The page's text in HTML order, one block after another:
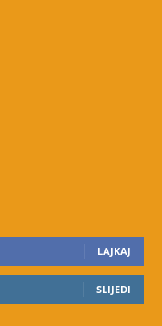
LAJKAJ
SLIJEDI